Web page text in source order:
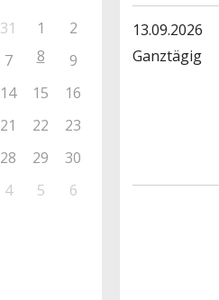
31 1
2
7 8
9
14 15
16
21 22
23
28 29
30
4 5 6
13.09.2026
Ganztägig